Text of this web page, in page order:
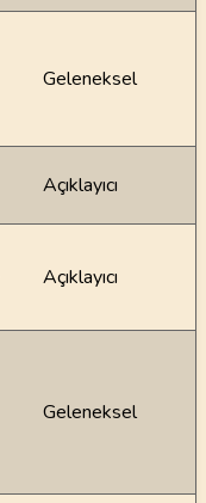
Geleneksel
Açıklayıcı
Açıklayıcı
Geleneksel